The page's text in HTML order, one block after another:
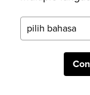
Gion yang